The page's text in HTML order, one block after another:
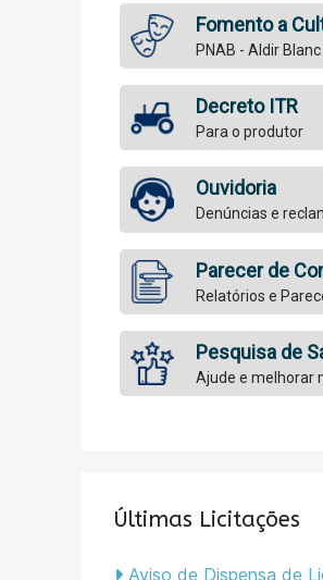
Fomento a
PNAB - Aldir
Decreto ITR
Para o produtor
Ouvidoria
Denúncias e
Parecer de
Relatórios e
Pesquisa de
Ajude e melhorar
Últimas Licitações
Aviso de Dispensa de